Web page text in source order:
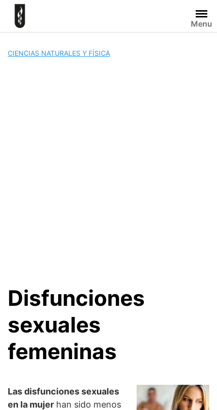
Skip
content
Menu
CIENCIAS NATURALES Y FÍSICA
Disfunciones
sexuales
femeninas
Las disfunciones sexuales
en la mujer han sido menos